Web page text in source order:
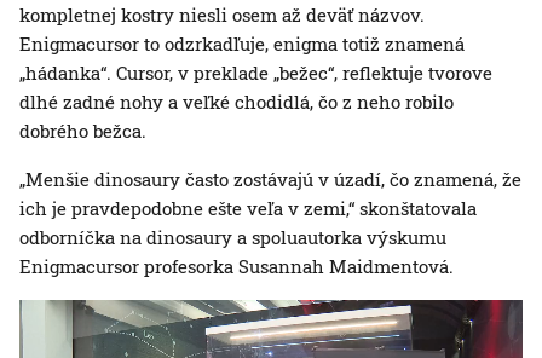
kompletnej kostry niesli osem až deväť názvov.
Enigmacursor to odzrkadľuje, enigma totiž znamená
„hádanka“. Cursor, v preklade „bežec“, reflektuje tvorove
dlhé zadné nohy a veľké chodidlá, čo z neho robilo
dobrého bežca.
„Menšie dinosaury často zostávajú v úzadí, čo znamená, že
ich je pravdepodobne ešte veľa v zemi,“ skonštatovala
odborníčka na dinosaury a spoluautorka výskumu
Enigmacursor profesorka Susannah Maidmentová.